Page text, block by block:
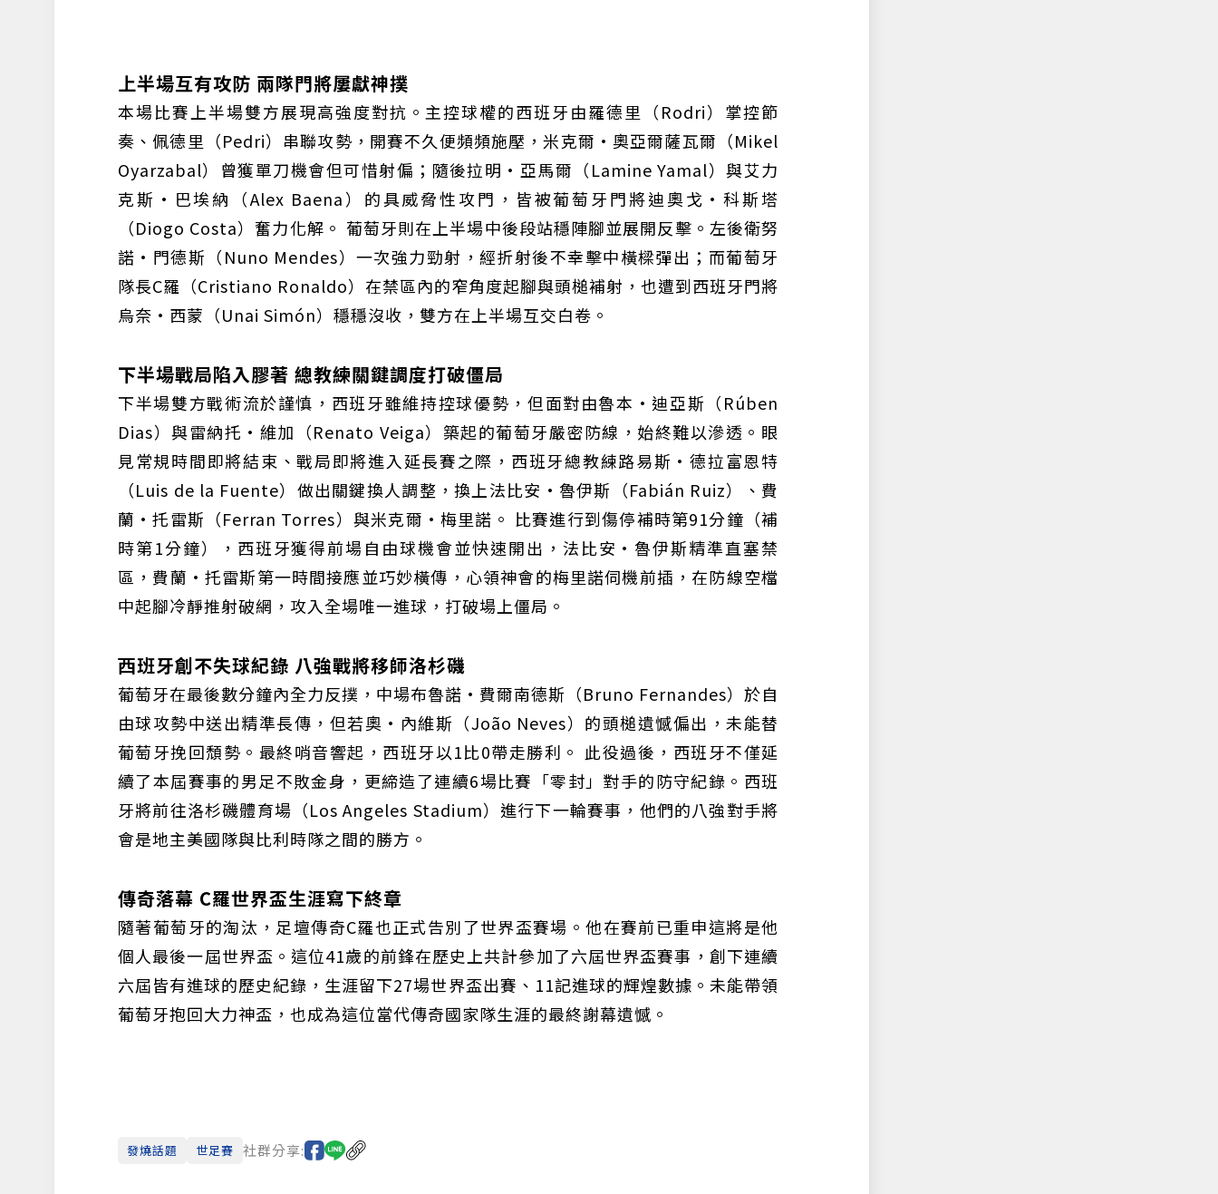
上半場互有攻防 兩隊門將屢獻神撲
本場比賽上半場雙方展現高強度對抗。主控球權的西班牙由羅德里（Rodri）掌控節
奏、佩德里（Pedri）串聯攻勢，開賽不久便頻頻施壓，米克爾·奧亞爾薩瓦爾（Mikel
Oyarzabal）曾獲單刀機會但可惜射偏；隨後拉明·亞馬爾（Lamine Yamal）與艾力
克斯·巴埃納（Alex Baena）的具威脅性攻門，皆被葡萄牙門將迪奧戈·科斯塔
（Diogo Costa）奮力化解。 葡萄牙則在上半場中後段站穩陣腳並展開反擊。左後衛努
諾·門德斯（Nuno Mendes）一次強力勁射，經折射後不幸擊中橫樑彈出；而葡萄牙
隊長C羅（Cristiano Ronaldo）在禁區內的窄角度起腳與頭槌補射，也遭到西班牙門將
烏奈·西蒙（Unai Simón）穩穩沒收，雙方在上半場互交白卷。
下半場戰局陷入膠著 總教練關鍵調度打破僵局
下半場雙方戰術流於謹慎，西班牙雖維持控球優勢，但面對由魯本·迪亞斯（Rúben
Dias）與雷納托·維加（Renato Veiga）築起的葡萄牙嚴密防線，始終難以滲透。眼
見常規時間即將結束、戰局即將進入延長賽之際，西班牙總教練路易斯·德拉富恩特
（Luis de la Fuente）做出關鍵換人調整，換上法比安·魯伊斯（Fabián Ruiz）、費
蘭·托雷斯（Ferran Torres）與米克爾·梅里諾。 比賽進行到傷停補時第91分鐘（補
時第1分鐘），西班牙獲得前場自由球機會並快速開出，法比安·魯伊斯精準直塞禁
區，費蘭·托雷斯第一時間接應並巧妙橫傳，心領神會的梅里諾伺機前插，在防線空檔
中起腳冷靜推射破網，攻入全場唯一進球，打破場上僵局。
西班牙創不失球紀錄 八強戰將移師洛杉磯
葡萄牙在最後數分鐘內全力反撲，中場布魯諾·費爾南德斯（Bruno Fernandes）於自
由球攻勢中送出精準長傳，但若奧·內維斯（João Neves）的頭槌遺憾偏出，未能替
葡萄牙挽回頹勢。最終哨音響起，西班牙以1比0帶走勝利。 此役過後，西班牙不僅延
續了本屆賽事的男足不敗金身，更締造了連續6場比賽「零封」對手的防守紀錄。西班
牙將前往洛杉磯體育場（Los Angeles Stadium）進行下一輪賽事，他們的八強對手將
會是地主美國隊與比利時隊之間的勝方。
傳奇落幕 C羅世界盃生涯寫下終章
隨著葡萄牙的淘汰，足壇傳奇C羅也正式告別了世界盃賽場。他在賽前已重申這將是他
個人最後一屆世界盃。這位41歲的前鋒在歷史上共計參加了六屆世界盃賽事，創下連續
六屆皆有進球的歷史紀錄，生涯留下27場世界盃出賽、11記進球的輝煌數據。未能帶領
葡萄牙抱回大力神盃，也成為這位當代傳奇國家隊生涯的最終謝幕遺憾。
發燒話題 世足賽 社群分享:
僅必需的Cookies 同意